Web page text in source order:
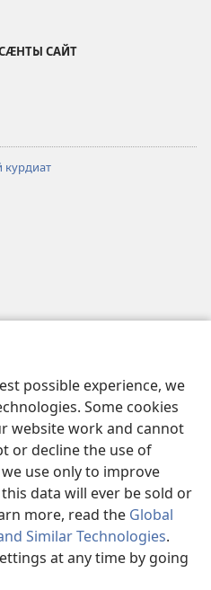
possible experience, we
Some cookies
website work and cannot
or decline the use of
use only to improve
data will ever be sold or
more, read the Global
Similar Technologies.
at any time by going
САЙТ
БИБЛИОТЕКӔ™
and Tract Society of Pennsylvania.